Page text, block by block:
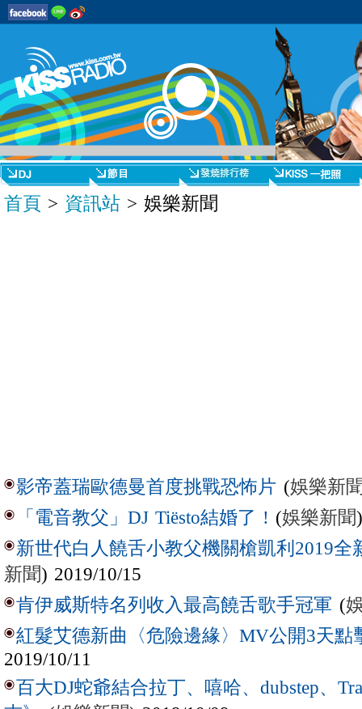
首頁 > 資訊站 > 娛樂新聞
影帝蓋瑞歐德曼首度挑戰恐怖片 (娛樂新
「電音教父」DJ Tiësto結婚了 ! (娛樂新聞
新世代白人饒舌小教父機關槍凱利2019全
新聞) 2019/10/15
肯伊威斯特名列收入最高饒舌歌手冠軍 (
紅髮艾德新曲〈危險邊緣〉MV公開3天點
2019/10/11
百大DJ蛇爺結合拉丁、嘻哈、dubstep、